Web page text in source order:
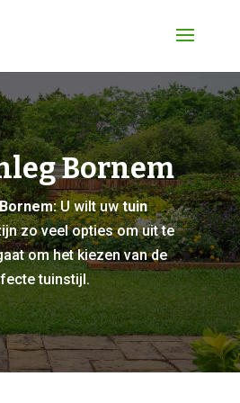
Bornem
U wilt uwtuin
zo veel opties om uit te
om het kiezen van de
tuinstijl.